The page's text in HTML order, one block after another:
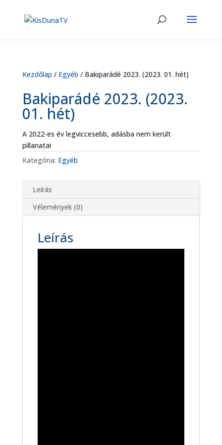
Kezdőlap / Egyéb / Bakiparádé 2023. (2023. 01. hét)
Bakiparádé 2023. (2023.
01. hét)
A 2022-es év legviccesebb, adásba nem került
pillanatai
Kategória: Egyéb
Leírás
Vélemények (0)
Leírás